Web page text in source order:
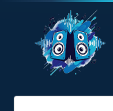
контенту